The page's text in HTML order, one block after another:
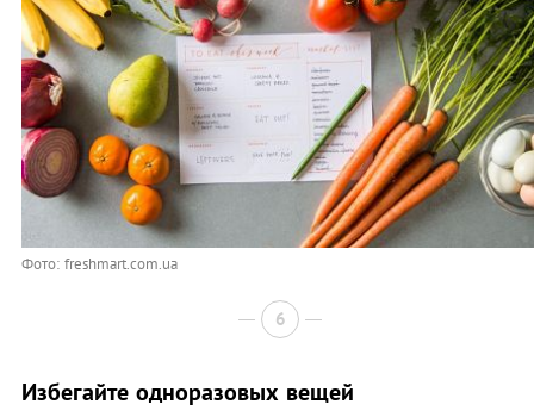
Фото: freshmart.com.ua
6
Избегайте одноразовых вещей